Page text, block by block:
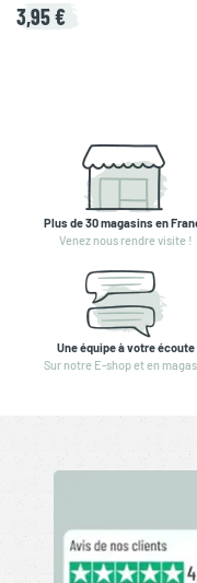
3,95 €
Plus de 30 magasins en
Venez nous rendre visite !
Une équipe à votre écoute
Sur notre E-shop et en